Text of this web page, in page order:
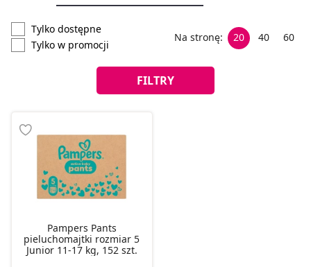
Tylko dostępne
Tylko w promocji
Na stronę: 20 40 60
FILTRY
Pampers Pants
pieluchomajtki rozmiar 5
Junior 11-17 kg, 152 szt.